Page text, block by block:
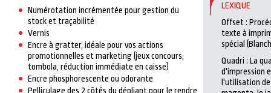
Numérotation incrémentée pour gestion du
stock et traçabilité
Vernis
Encre à gratter, idéale pour vos actions
promotionnelles et marketing (jeux concours,
tombola, réduction immédiate en caisse)
Encre phosphorescente ou odorante
Pelliculage des 2 côtés du dépliant pour le rendre
LEXIQUE
Offset :
texte à
spécial
Quadri : La
d'impression
l'utilisation